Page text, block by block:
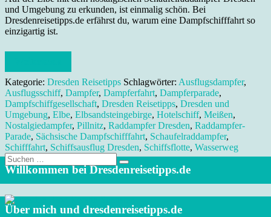
und Umgebung zu erkunden, ist einmalig schön. Bei
Dresdenreisetipps.de erfährst du, warum eine Dampfschifffahrt so
einzigartig ist.
Kategorie: Dresden Reisetipps Schlagwörter: Ausflugsdampfer,
Ausflugsschiff, Dampfer, Dampferfahrt, Dampferparade,
Dampfschiffgesellschaft, Dresden Reisetipps, Dresden und
Umgebung, Elbe, Elbsandsteingebirge, Hotelschiff, Meißen,
Nostalgiedampfer, Pillnitz, Raddampfer Dresden, Raddampfer-
Parade, Sächsische Dampfschifffahrt, Schaufelraddampfer,
Schifffahrt, Schiffsausflug Dresden, Schiffsflotte, Wasserweg
Suche
nach:
Willkommen bei Dresdenreisetipps.de
Über mich und dresdenreisetipps.de